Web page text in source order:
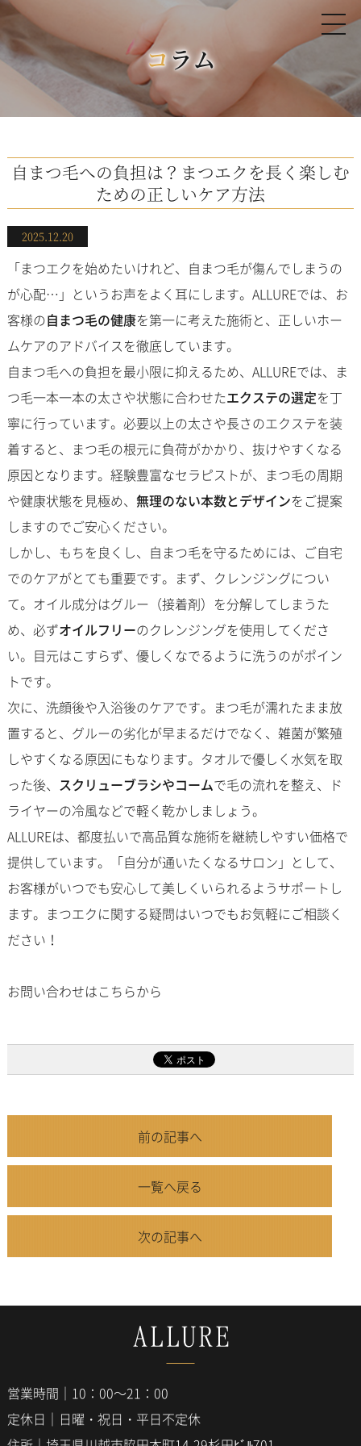
コラム
自まつ毛への負担は？まつエクを長く楽しむ
ための正しいケア方法
2025.12.20
「まつエクを始めたいけれど、自まつ毛が傷んでしまうの
が心配…」というお声をよく耳にします。ALLUREでは、お
客様の自まつ毛の健康を第一に考えた施術と、正しいホー
ムケアのアドバイスを徹底しています。
自まつ毛への負担を最小限に抑えるため、ALLUREでは、ま
つ毛一本一本の太さや状態に合わせたエクステの選定を丁
寧に行っています。必要以上の太さや長さのエクステを装
着すると、まつ毛の根元に負荷がかかり、抜けやすくなる
原因となります。経験豊富なセラピストが、まつ毛の周期
や健康状態を見極め、 無理のない本数とデザインをご提案
しますのでご安心ください。
しかし、もちを良くし、自まつ毛を守るためには、ご自宅
でのケアがとても重要です。まず、クレンジングについ
て。オイル成分はグルー（接着剤）を分解してしまうた
め、必ずオイルフリーのクレンジングを使用してくださ
い。目元はこすらず、優しくなでるように洗うのがポイン
トです。
次に、洗顔後や入浴後のケアです。まつ毛が濡れたまま放
置すると、グルーの劣化が早まるだけでなく、雑菌が繁殖
しやすくなる原因にもなります。タオルで優しく水気を取
った後、 スクリューブラシやコームで毛の流れを整え、ド
ライヤーの冷風などで軽く乾かしましょう。
ALLUREは、都度払いで高品質な施術を継続しやすい価格で
提供しています。「自分が通いたくなるサロン」として、
お客様がいつでも安心して美しくいられるようサポートし
ます。まつエクに関する疑問はいつでもお気軽にご相談く
ださい！
お問い合わせはこちらから
前の記事へ
一覧へ戻る
次の記事へ
営業時間｜10：00～21：00
定休日｜日曜・祝日・平日不定休